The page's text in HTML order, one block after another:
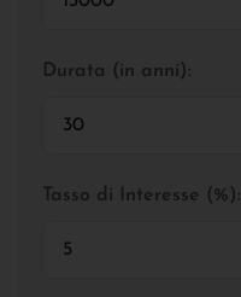
Durata (in anni):
Tasso di Interesse (%):